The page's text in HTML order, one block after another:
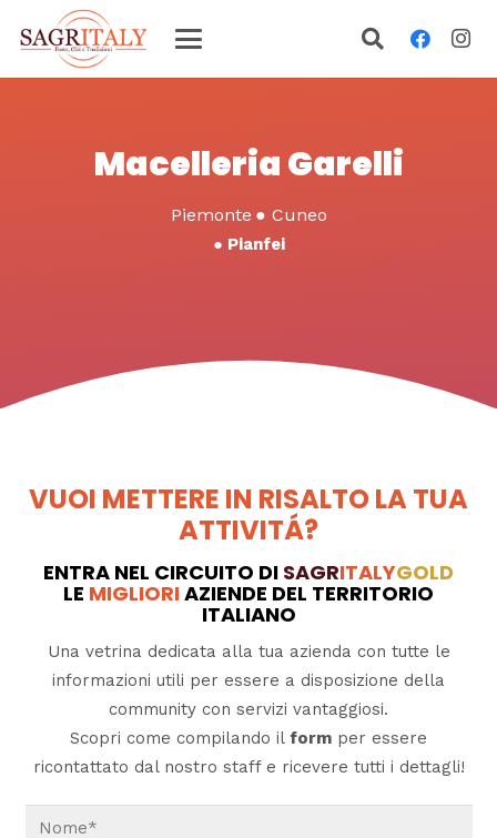
Macelleria Garelli
Piemonte ● Cuneo
● Pianfei
VUOI METTERE IN RISALTO LA TUA
ATTIVITÁ?
ENTRA NEL CIRCUITO DI SAGRITALYGOLD
LE MIGLIORIAZIENDE DEL TERRITORIO
ITALIANO
Una vetrina dedicata alla tua azienda con tutte le
informazioni utili per essere a disposizione della
community con servizi vantaggiosi.
Scopri come compilando il form per essere
ricontattato dal nostro staff e ricevere tutti i dettagli!